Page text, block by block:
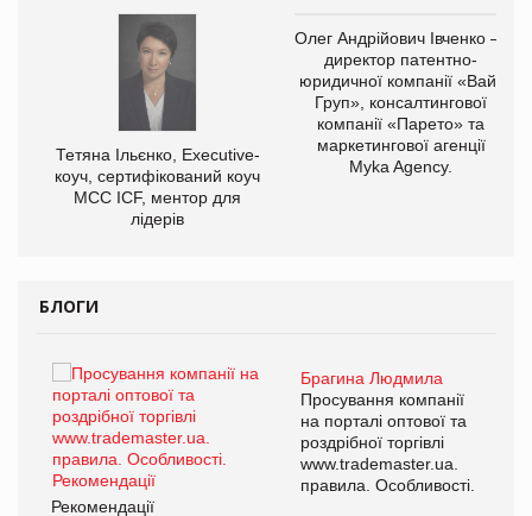
Тетяна Ільєнко, Executive-
коуч, сертифікований коуч
МСС ICF, ментор для
лідерів
Олег Андрійович Івченко —
директор патентно-
юридичної компанії «Вайз
Груп», консалтингової
компанії «Парето» та
маркетингової агенції
Myka Agency.
БЛОГИ
Брагина Людмила
Просування компанії
на порталі оптової та
роздрібної торгівлі
www.trademaster.ua.
правила. Особливості.
Рекомендації